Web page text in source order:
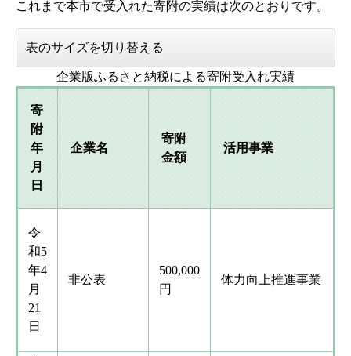
これまで本市で受入れた寄附の実績は次のとおりです。
表のサイズを切り替える
企業版ふるさと納税による寄附受入れ実績
寄
附
年
月
日
企業名
寄附
金額
活用事業
令
和5
年4
月
21
日
非公表
500,000
円
体力向上推進事業